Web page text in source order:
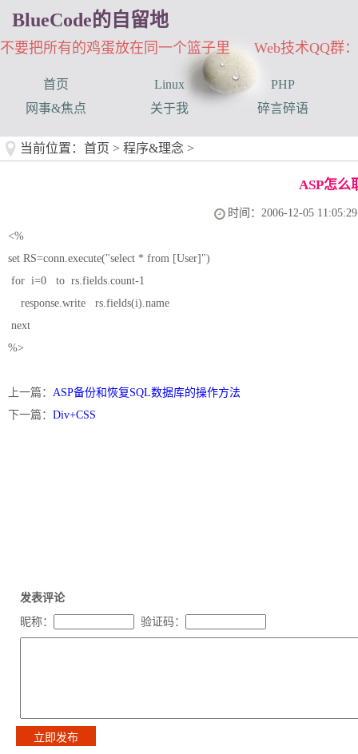
BlueCode的自留地
不要把所有的鸡蛋放在同一个篮子里 Web技术QQ群：
首页 Linux
PHP
网事&焦点
关于我 碎言碎语
当前位置： 首页 > 程序&理念 >
ASP怎么
时间：2006-12-05 11:05:29
<%
set RS=conn.execute("select * from [User]")
for i=0 to rs.fields.count-1
response.write rs.fields(i).name
next
%>
上一篇： ASP备份和恢复SQL数据库的操作方法
下一篇： Div+CSS
发表评论
昵称：
验证码：